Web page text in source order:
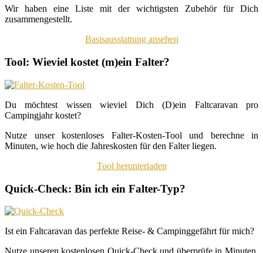
Wir haben eine Liste mit der wichtigsten Zubehör für Dich
zusammengestellt.
Basisausstattung ansehen
Tool: Wieviel kostet (m)ein Falter?
Du möchtest wissen wieviel Dich (D)ein Faltcaravan pro
Campingjahr kostet?
Nutze unser kostenloses Falter-Kosten-Tool und berechne in
Minuten, wie hoch die Jahreskosten für den Falter liegen.
Tool herunterladen
Quick-Check: Bin ich ein Falter-Typ?
Ist ein Faltcaravan das perfekte Reise- & Campinggefährt für mich?